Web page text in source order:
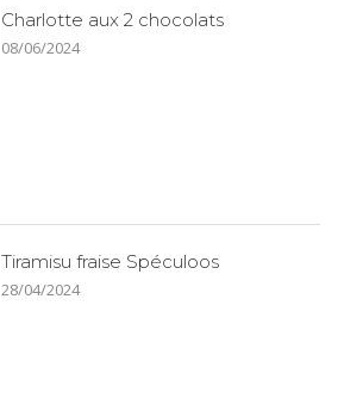
Charlotte aux 2 chocolats
08/06/2024
Tiramisu fraise Spéculoos
28/04/2024